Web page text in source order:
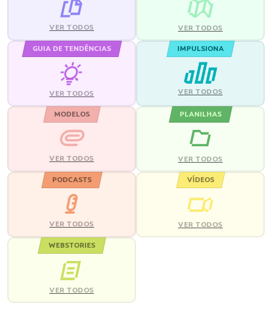
VER TODOS VER TODOS
GUIA DE TENDÊNCIAS
VER TODOS
IMPULSIONA
VER TODOS
MODELOS
VER TODOS
PLANILHAS
VER TODOS
PODCASTS
VER TODOS
VÍDEOS
VER TODOS
WEBSTORIES
VER TODOS